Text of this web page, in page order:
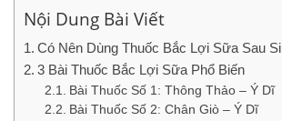
Nội Dung Bài Viết
Có Nên Dùng Thuốc Bắc Lợi Sữa Sau
3 Bài Thuốc Bắc Lợi Sữa Phổ Biến
Bài Thuốc Số 1: Thông Thảo – Ý Dĩ
Bài Thuốc Số 2: Chân Giò – Ý Dĩ